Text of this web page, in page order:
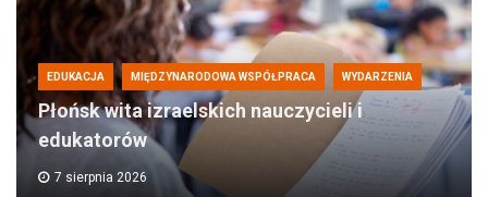
EDUKACJA MIĘDZYNARODOWA WSPÓŁPRACA WYDARZENIA
Płońsk wita izraelskich nauczycieli i
edukatorów
7 sierpnia 2026